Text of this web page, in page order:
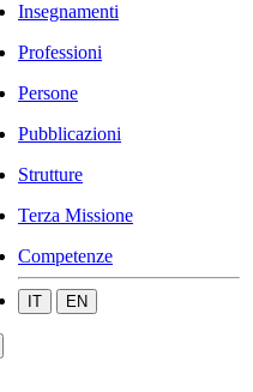
Insegnamenti
Professioni
Persone
Pubblicazioni
Strutture
Terza Missione
Competenze
IT EN